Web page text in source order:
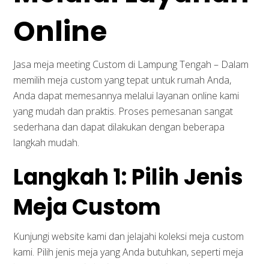
Online
Jasa meja meeting Custom di Lampung Tengah – Dalam
memilih meja custom yang tepat untuk rumah Anda,
Anda dapat memesannya melalui layanan online kami
yang mudah dan praktis. Proses pemesanan sangat
sederhana dan dapat dilakukan dengan beberapa
langkah mudah.
Langkah 1: Pilih Jenis
Meja Custom
Kunjungi website kami dan jelajahi koleksi meja custom
kami. Pilih jenis meja yang Anda butuhkan, seperti meja